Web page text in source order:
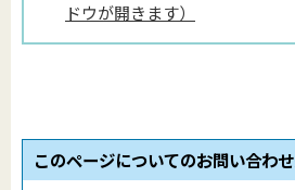
ドウが開きます）
このページについてのお問い合わ